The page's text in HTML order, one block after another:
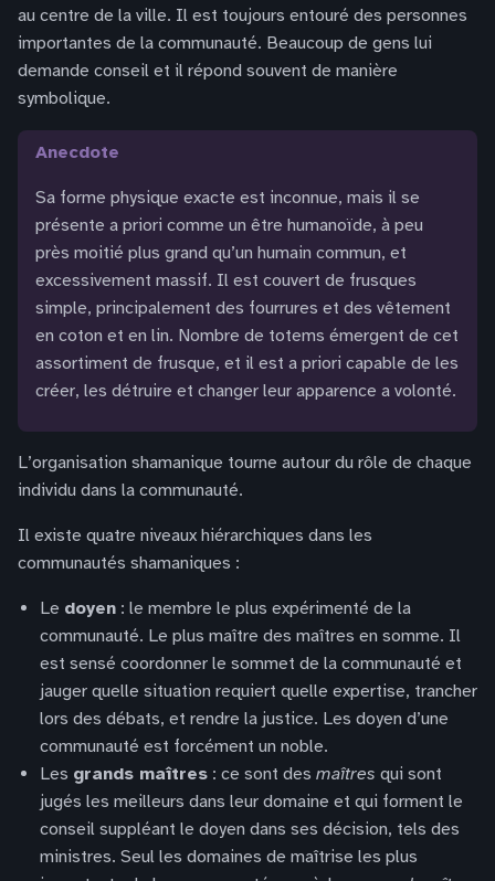
au centre de la ville. Il est toujours entouré des personnes
importantes de la communauté. Beaucoup de gens lui
demande conseil et il répond souvent de manière
symbolique.
anecdote
Sa forme physique exacte est inconnue, mais il se
présente a priori comme un être humanoïde, à peu
près moitié plus grand qu’un humain commun, et
excessivement massif. Il est couvert de frusques
simple, principalement des fourrures et des vêtement
en coton et en lin. Nombre de totems émergent de cet
assortiment de frusque, et il est a priori capable de les
créer, les détruire et changer leur apparence a volonté.
L’organisation shamanique tourne autour du rôle de chaque
individu dans la communauté.
Il existe quatre niveaux hiérarchiques dans les
communautés shamaniques :
Le doyen : le membre le plus expérimenté de la
communauté. Le plus maître des maîtres en somme. Il
est sensé coordonner le sommet de la communauté et
jauger quelle situation requiert quelle expertise, trancher
lors des débats, et rendre la justice. Les doyen d’une
communauté est forcément un noble.
Les grands maîtres : ce sont des maîtres qui sont
jugés les meilleurs dans leur domaine et qui forment le
conseil suppléant le doyen dans ses décision, tels des
ministres. Seul les domaines de maîtrise les plus